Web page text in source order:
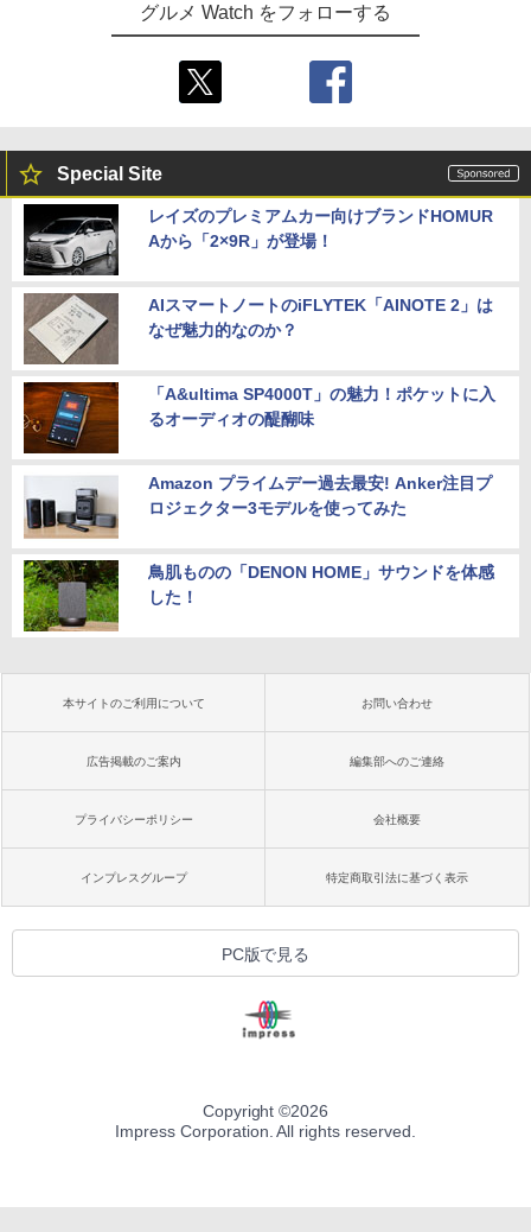
グルメ Watch をフォローする
Special Site
レイズのプレミアムカー向けブランドHOMUR
Aから「2×9R」が登場！
AIスマートノートのiFLYTEK「AINOTE 2」は
なぜ魅力的なのか？
「A&ultima SP4000T」の魅力！ポケットに入
るオーディオの醍醐味
Amazon プライムデー過去最安! Anker注目プ
ロジェクター3モデルを使ってみた
鳥肌ものの「DENON HOME」サウンドを体感
した！
本サイトのご利用について お問い合わせ
広告掲載のご案内 編集部へのご連絡
プライバシーポリシー 会社概要
インプレスグループ 特定商取引法に基づく表示
PC版で見る
Copyright ©2026
Impress Corporation. All rights reserved.